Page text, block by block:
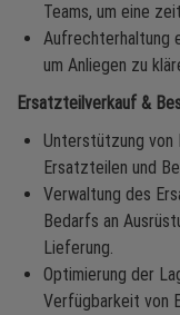
Teams, um eine
Aufrechterhaltung
um Anliegen zu
Ersatzteilverkauf &
Unterstützung von
Ersatzteilen und
Verwaltung des
Bedarfs an
Lieferung.
Optimierung der
Verfügbarkeit von